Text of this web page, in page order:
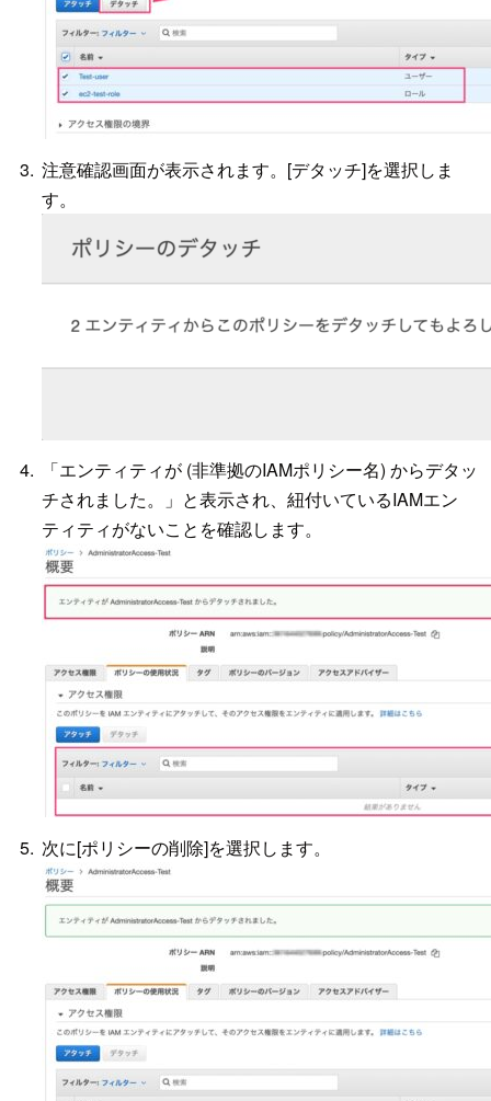
注意確認画面が表示されます。[デタッチ]を選択しま
す。
「エンティティが (非準拠のIAMポリシー名) からデタッ
チされました。」と表示され、紐付いているIAMエン
ティティがないことを確認します。
次に[ポリシーの削除]を選択します。